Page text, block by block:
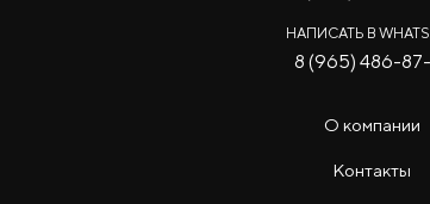
НАПИСАТЬ В
8 (965) 486-
О компании
Контакты